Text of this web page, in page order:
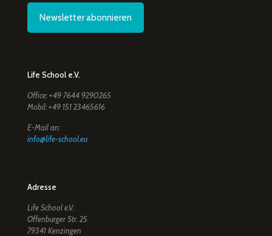
Newsletter abonnieren
Life School e.V.
Office: +49 7644 9290265
Mobil: +49 151 23465616
E-Mail an:
info@life-school.eu
Adresse
Life School e.V.
Offenburger Str. 25
79341 Kenzingen